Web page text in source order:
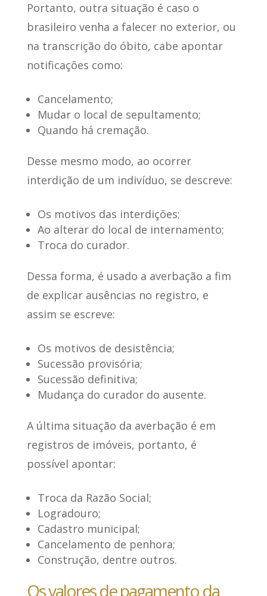
Portanto, outra situação é caso o
brasileiro venha a falecer no exterior, ou
na transcrição do óbito, cabe apontar
notificações como:
Cancelamento;
Mudar o local de sepultamento;
Quando há cremação.
Desse mesmo modo, ao ocorrer
interdição de um indivíduo, se descreve:
Os motivos das interdições;
Ao alterar do local de internamento;
Troca do curador.
Dessa forma, é usado a averbação a fim
de explicar ausências no registro, e
assim se escreve:
Os motivos de desistência;
Sucessão provisória;
Sucessão definitiva;
Mudança do curador do ausente.
A última situação da averbação é em
registros de imóveis, portanto, é
possível apontar:
Troca da Razão Social;
Logradouro;
Cadastro municipal;
Cancelamento de penhora;
Construção, dentre outros.
Os valores de pagamento da